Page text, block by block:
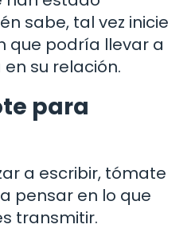
sabe, tal vez inicie
que podría llevar a
su relación.
para
a escribir, tómate
pensar en lo que
transmitir.